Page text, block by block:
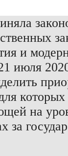
и
июля
которых
на
за